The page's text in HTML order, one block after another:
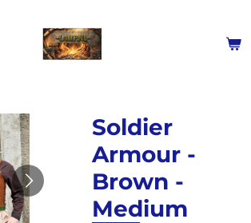
Soldier
Armour -
Brown -
Medium